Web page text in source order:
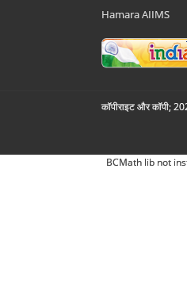
Hamara AIIMS
कॉपीराइट और कॉपी;
BCMath lib not